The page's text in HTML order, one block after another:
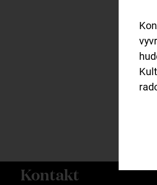
se do
Kontakt